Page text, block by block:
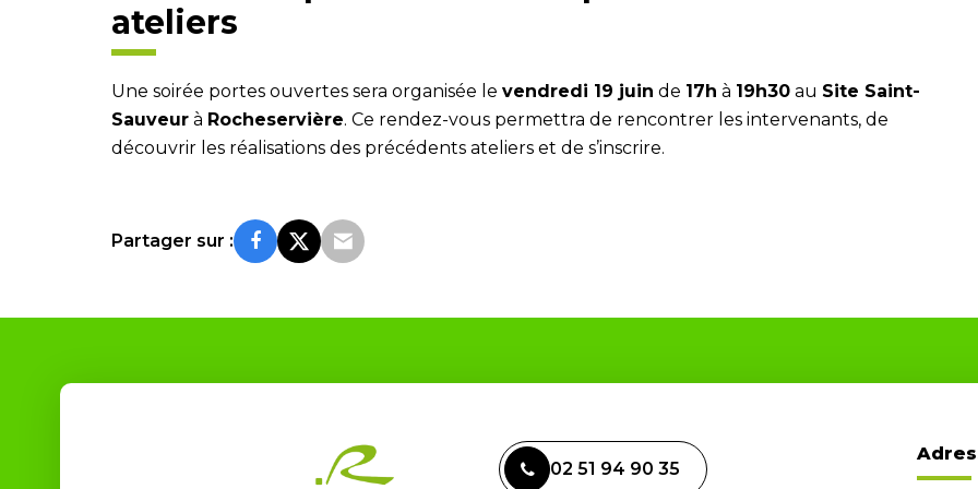
ateliers
Une soirée portes ouvertes sera organisée le vendredi 19 juin de 17h à 19h30 au Site Saint-
Sauveur à Rocheservière. Ce rendez-vous permettra de rencontrer les intervenants, de
découvrir les réalisations des précédents ateliers et de s’inscrire.
Partager sur :
02 51 94 90 35